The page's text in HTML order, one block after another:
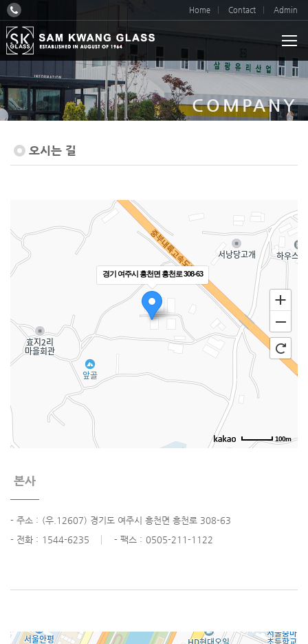
Home Contact Admin
COMPANY
오시는 길
경기 여주시 흥천면 흥천로 308-63
100m
본사
- 주소 : (우.12607) 경기도 여주시 흥천면 흥천로 308-63
- 전화 : 1544-6235 - 팩스 : 0505-211-1122